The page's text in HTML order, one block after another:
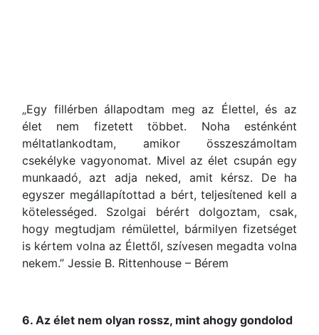
„Egy fillérben állapodtam meg az Élettel, és az
élet nem fizetett többet. Noha esténként
méltatlankodtam, amikor összeszámoltam
csekélyke vagyonomat. Mivel az élet csupán egy
munkaadó, azt adja neked, amit kérsz. De ha
egyszer megállapítottad a bért, teljesítened kell a
kötelességed. Szolgai bérért dolgoztam, csak,
hogy megtudjam rémülettel, bármilyen fizetséget
is kértem volna az Élettől, szívesen megadta volna
nekem.” Jessie B. Rittenhouse – Bérem
6. Az élet nem olyan rossz, mint ahogy gondolod